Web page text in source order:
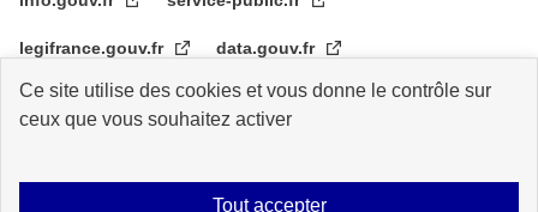
Ce site utilise des cookies et vous donne le contrôle sur
ceux que vous souhaitez activer
Tout accepter
legifrance.gouv.fr data.gouv.fr
transformation.gouv.fr